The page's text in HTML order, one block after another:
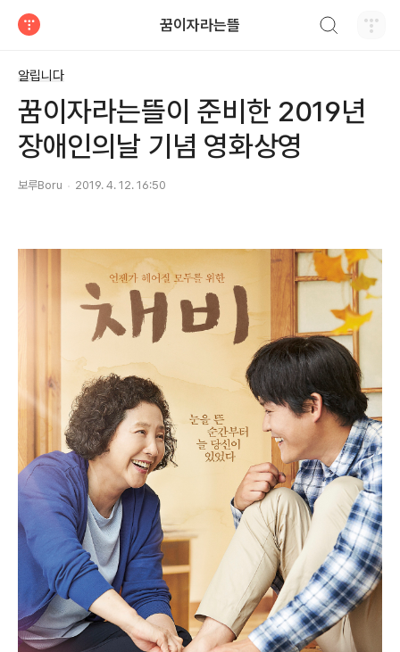
꿈이자라는뜰
알립니다
꿈이자라는뜰이 준비한 2019년
장애인의날 기념 영화상영
보루Boru 2019. 4. 12. 16:50